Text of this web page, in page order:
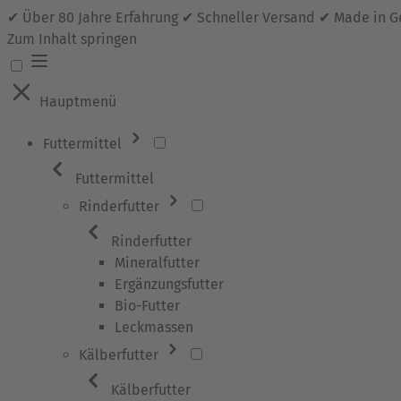
✔ Über 80 Jahre Erfahrung ✔ Schneller Versand ✔ Made in
Zum Inhalt springen
Hauptmenü
Futtermittel
Futtermittel
Rinderfutter
Rinderfutter
Mineralfutter
Ergänzungsfutter
Bio-Futter
Leckmassen
Kälberfutter
Kälberfutter